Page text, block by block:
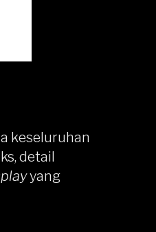
keseluruhan
detail
yang